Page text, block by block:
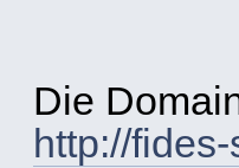
Die
http://